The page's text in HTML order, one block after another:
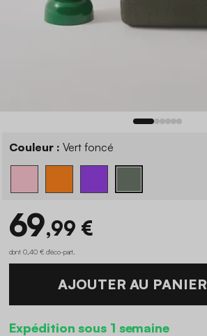
Couleur : Vert foncé
69,99 €
dont 0,40 € d'éco-part
AJOUTER AU PANIER
Expédition sous 1 semaine